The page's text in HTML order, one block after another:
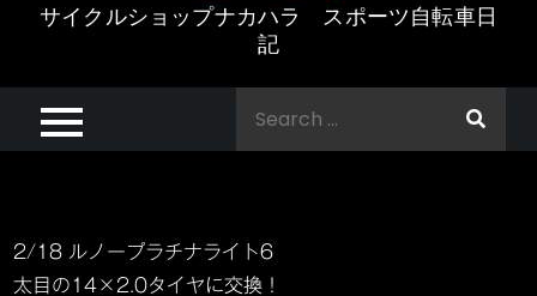
サイクルショップナカハラ スポーツ自転車日
記
2/18 ルノープラチナライト6
太目の14×2.0タイヤに交換！